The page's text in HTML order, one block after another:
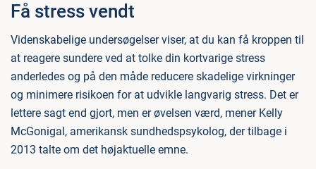
Få stress vendt
Videnskabelige undersøgelser viser, at du kan få kroppen til
at reagere sundere ved at tolke din kortvarige stress
anderledes og på den måde reducere skadelige virkninger
og minimere risikoen for at udvikle langvarig stress. Det er
lettere sagt end gjort, men er øvelsen værd, mener Kelly
McGonigal, amerikansk sundhedspsykolog, der tilbage i
2013 talte om det højaktuelle emne.